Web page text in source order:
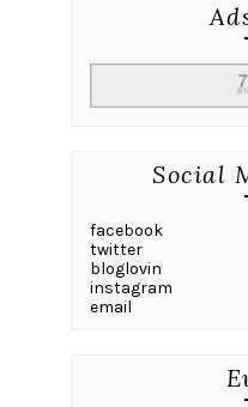
Social
facebook
twitter
bloglovin
instagram
email